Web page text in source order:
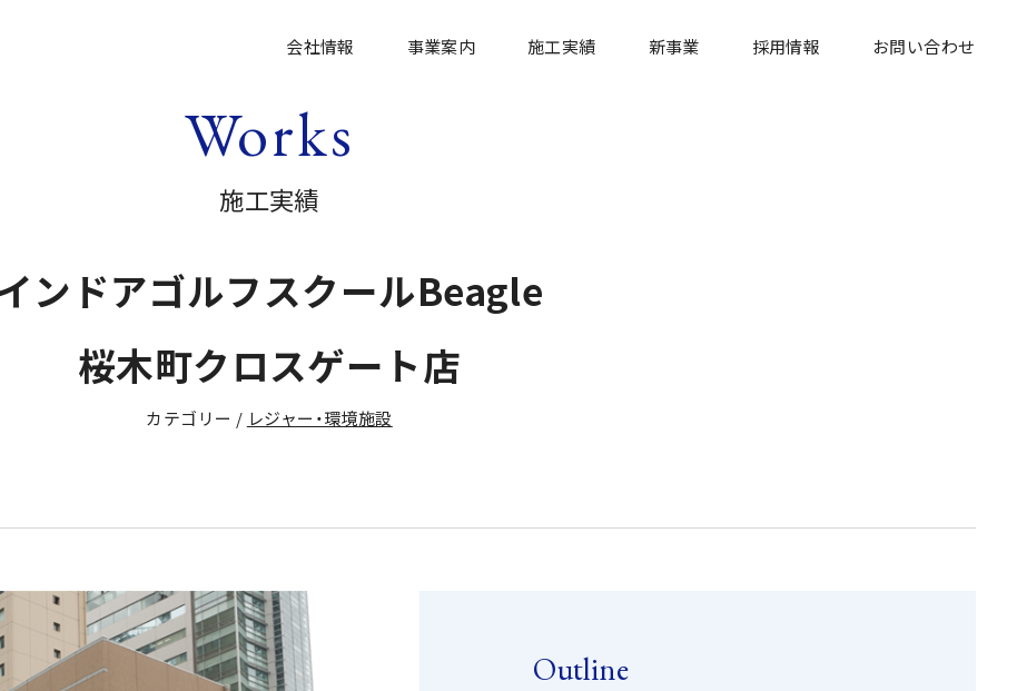
会社情報 事業案内 施工実績 新事業 採用情報 お問い合わせ
Works
施工実績
ンドアゴルフスクールBeagle
桜木町クロスゲート店
カテゴリー / レジャー・環境施設
Outline